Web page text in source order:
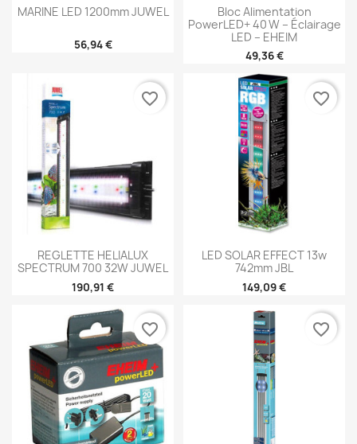
MARINE LED 1200mm JUWEL
56,94 €
Bloc Alimentation
PowerLED+ 40 W – Éclairage
LED – EHEIM
49,36 €
REGLETTE HELIALUX
SPECTRUM 700 32W JUWEL
190,91 €
favorite_border
LED SOLAR EFFECT 13w
742mm JBL
149,09 €
favorite_border
favorite_border favorite_border